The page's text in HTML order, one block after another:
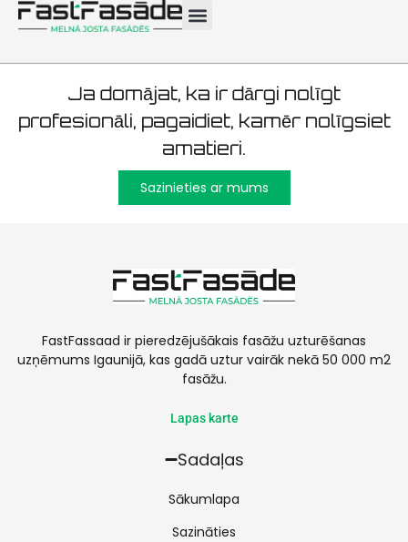
poliklīnika 4500m2
Ja domājat, ka ir dārgi nolīgt
profesionāli, pagaidiet, kamēr nolīgsiet
amatieri.
Sazinieties ar mums
FastFassaad ir pieredzējušākais fasāžu uzturēšanas
uzņēmums Igaunijā, kas gadā uztur vairāk nekā 50 000 m2
fasāžu.
Lapas karte
Sadaļas
Sākumlapa
Sazināties